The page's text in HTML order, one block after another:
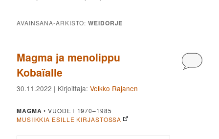
AVAINSANA-ARKISTO:WEIDORJE
Magma ja menolippu
Kobaïalle
30.11.2022 | Kirjoittaja:Veikko Rajanen
MAGMA • VUODET 1970–1985
MUSIIKKIA ESILLE KIRJASTOSSA